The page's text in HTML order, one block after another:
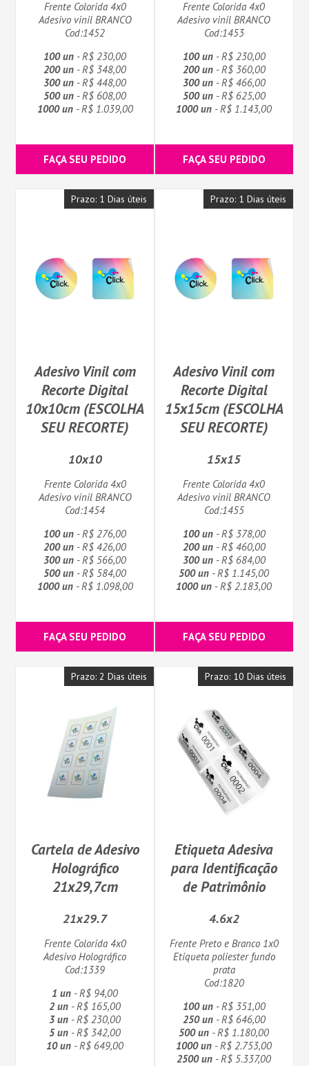
Frente Colorida 4x0
Adesivo vinil BRANCO
Cod:1452
100 un - R$ 230,00
200 un - R$ 348,00
300 un - R$ 448,00
500 un - R$ 608,00
1000 un- R$ 1.039,00
FAÇA SEU PEDIDO
Frente Colorida 4x0
Adesivo vinil BRANCO
Cod:1453
100 un- R$ 230,00
200 un- R$ 360,00
300 un- R$ 466,00
500 un- R$ 625,00
1000 un - R$ 1.143,00
FAÇA SEU PEDIDO
Prazo: 1 Dias úteis
Adesivo Vinil com
Recorte Digital
10x10cm (ESCOLHA
SEU RECORTE)
10x10
Frente Colorida 4x0
Adesivo vinil BRANCO
Cod:1454
100 un - R$ 276,00
200 un - R$ 426,00
300 un - R$ 566,00
500 un - R$ 584,00
1000 un- R$ 1.098,00
FAÇA SEU PEDIDO
Prazo: 1 Dias úteis
Adesivo Vinil com
Recorte Digital
15x15cm (ESCOLHA
SEU RECORTE)
15x15
Frente Colorida 4x0
Adesivo vinil BRANCO
Cod:1455
100 un- R$ 378,00
200 un- R$ 460,00
300 un- R$ 684,00
500 un - R$ 1.145,00
1000 un - R$ 2.183,00
FAÇA SEU PEDIDO
Prazo: 2 Dias úteis
Cartela de Adesivo
Holográfico
21x29,7cm
21x29.7
Frente Colorida 4x0
Adesivo Holográfico
Cod:1339
1 un - R$ 94,00
2 un - R$ 165,00
3 un - R$ 230,00
5 un - R$ 342,00
10 un - R$ 649,00
Prazo: 10 Dias úteis
Etiqueta Adesiva
para Identificação
de Patrimônio
4.6x2
Frente Preto e Branco 1x0
Etiqueta poliester fundo
prata
Cod:1820
100 un- R$ 351,00
250 un- R$ 646,00
500 un - R$ 1.180,00
1000 un - R$ 2.753,00
2500 un - R$ 5.337,00